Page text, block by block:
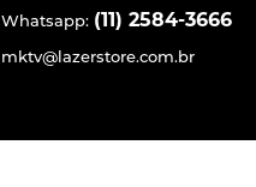
Whatsapp: (11) 2584-3666
mktv@lazerstore.com.br